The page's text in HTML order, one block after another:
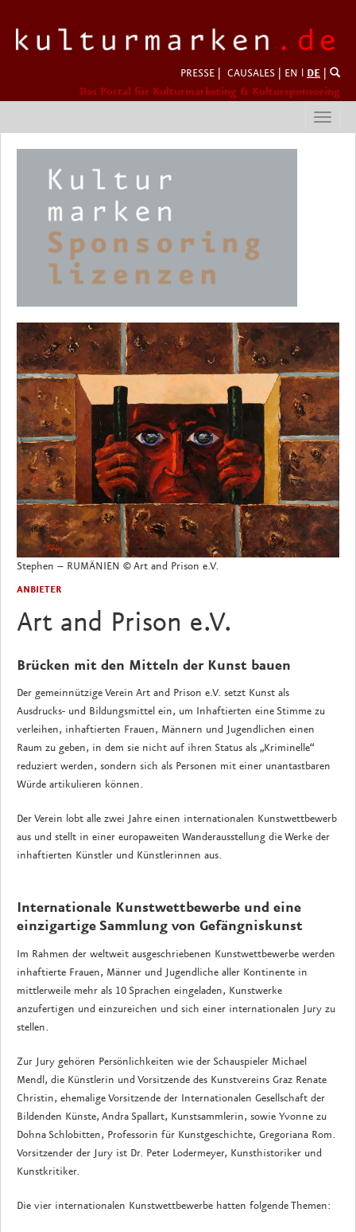
PRESSE CAUSALES EN DE
Das Portal für Kulturmarketing & Kultursponsoring
Stephen – RUMÄNIEN © Art and Prison e.V.
ANBIETER
Art and Prison e.V.
Brücken mit den Mitteln der Kunst bauen
Der gemeinnützige Verein Art and Prison e.V. setzt Kunst als
Ausdrucks- und Bildungsmittel ein, um Inhaftierten eine Stimme zu
verleihen, inhaftierten Frauen, Männern und Jugendlichen einen
Raum zu geben, in dem sie nicht auf ihren Status als „Kriminelle“
reduziert werden, sondern sich als Personen mit einer unantastbaren
Würde artikulieren können.
Der Verein lobt alle zwei Jahre einen internationalen Kunstwettbewerb
aus und stellt in einer europaweiten Wanderausstellung die Werke der
inhaftierten Künstler und Künstlerinnen aus.
Internationale Kunstwettbewerbe und eine
einzigartige Sammlung von Gefängniskunst
Im Rahmen der weltweit ausgeschriebenen Kunstwettbewerbe werden
inhaftierte Frauen, Männer und Jugendliche aller Kontinente in
mittlerweile mehr als 10 Sprachen eingeladen, Kunstwerke
anzufertigen und einzureichen und sich einer internationalen Jury zu
stellen.
Zur Jury gehören Persönlichkeiten wie der Schauspieler Michael
Mendl, die Künstlerin und Vorsitzende des Kunstvereins Graz Renate
Christin, ehemalige Vorsitzende der Internationalen Gesellschaft der
Bildenden Künste, Andra Spallart, Kunstsammlerin, sowie Yvonne zu
Dohna Schlobitten, Professorin für Kunstgeschichte, Gregoriana Rom.
Vorsitzender der Jury ist Dr. Peter Lodermeyer, Kunsthistoriker und
Kunstkritiker.
Die vier internationalen Kunstwettbewerbe hatten folgende Themen: